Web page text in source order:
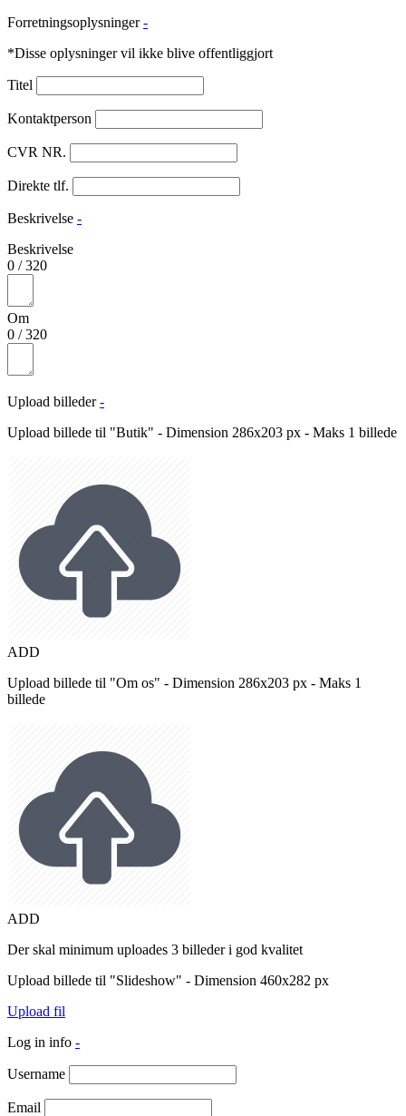
Forretningsoplysninger -
*Disse oplysninger vil ikke blive offentliggjort
Titel
Kontaktperson
CVR NR.
Direkte tlf.
Beskrivelse -
Beskrivelse
0 /320
Om
0 /320
Upload billeder -
Upload billede til "Butik" - Dimension 286x203 px - Maks 1 billede
ADD
Upload billede til "Om os" - Dimension 286x203 px - Maks 1
billede
ADD
Der skal minimum uploades 3 billeder i god kvalitet
Upload billede til "Slideshow" - Dimension 460x282 px
Upload fil
Log in info -
Username
Email